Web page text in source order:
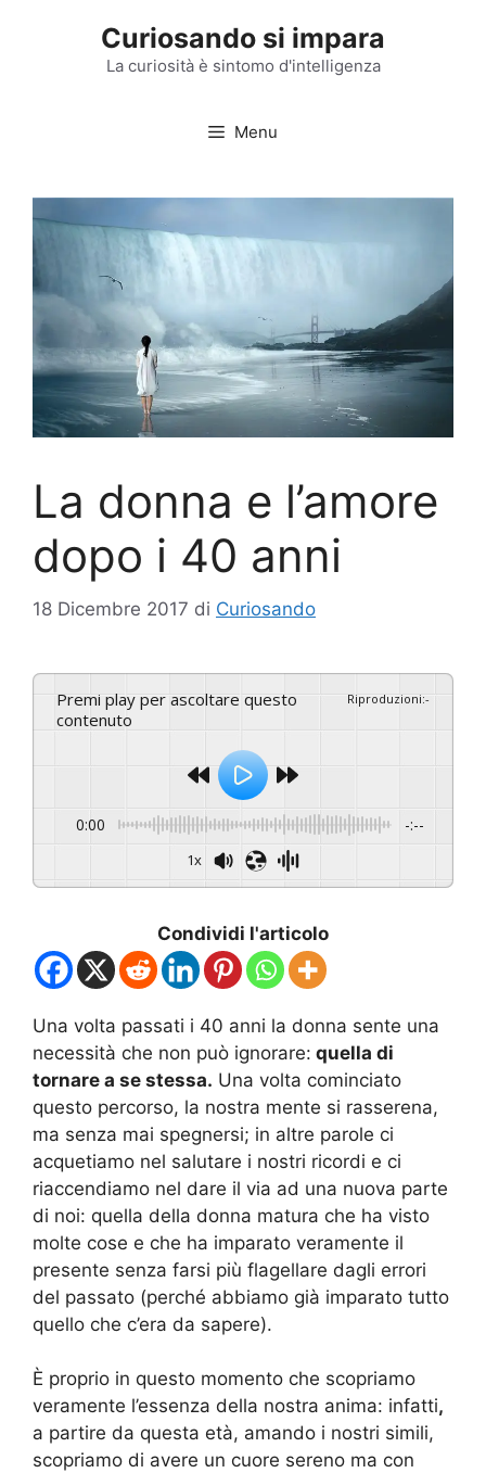
Curiosando si impara
La curiosità è sintomo d'intelligenza
Menu
La donna e l’amore
dopo i 40 anni
18 Dicembre 2017 di Curiosando
Premi play per ascoltare questo
contenuto
Riproduzioni:-
0:00 -:--
1x
Condividi l'articolo
Una volta passati i 40 anni la donna sente una
necessità che non può ignorare: quella di
tornare a se stessa. Una volta cominciato
questo percorso, la nostra mente si rasserena,
ma senza mai spegnersi; in altre parole ci
acquetiamo nel salutare i nostri ricordi e ci
riaccendiamo nel dare il via ad una nuova parte
di noi: quella della donna matura che ha visto
molte cose e che ha imparato veramente il
presente senza farsi più flagellare dagli errori
del passato (perché abbiamo già imparato tutto
quello che c’era da sapere).
È proprio in questo momento che scopriamo
veramente l’essenza della nostra anima: infatti,
a partire da questa età, amando i nostri simili,
scopriamo di avere un cuore sereno ma con